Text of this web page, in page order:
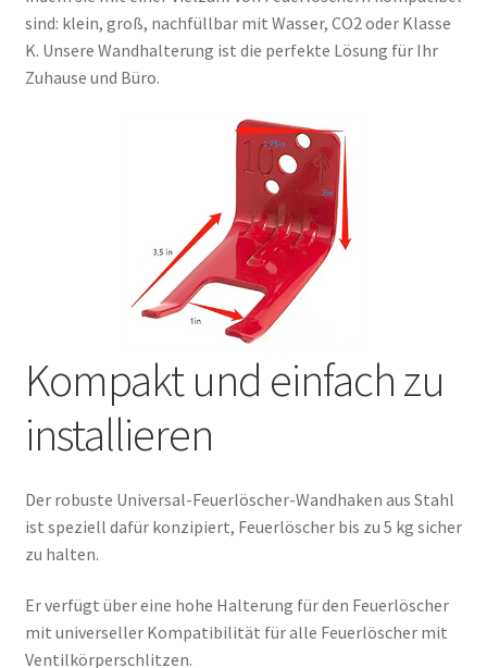
sind: klein, groß, nachfüllbar mit Wasser, CO2 oder Klasse
K. Unsere Wandhalterung ist die perfekte Lösung für Ihr
Zuhause und Büro.
Kompakt und einfach zu
installieren
Der robuste Universal-Feuerlöscher-Wandhaken aus Stahl
ist speziell dafür konzipiert, Feuerlöscher bis zu 5 kg sicher
zu halten.
Er verfügt über eine hohe Halterung für den Feuerlöscher
mit universeller Kompatibilität für alle Feuerlöscher mit
Ventilkörperschlitzen.